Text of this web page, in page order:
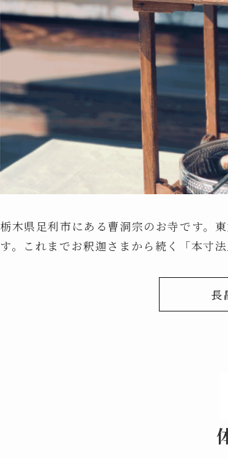
栃木県足利市にある曹洞宗のお寺です。
す。これまでお釈迦さまから続く「本寸
長